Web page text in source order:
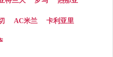
AC米兰 卡利亚里